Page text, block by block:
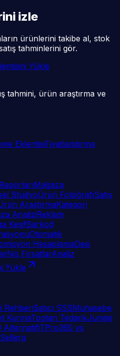
izle
ürünlerini takibe al, stok
tahminlerini gör.
Yükle
tahmini, ürün araştırma ve
EklentisiFiyatlandırma
Mağaza
StüdyoÜrün FotoğrafıSatış
AraştırmaKategori
AnaliziReklam
KeşifBarkod
Otomatik
HesaplamaDesi
Niş FırsatlarAnaliz
Yükle
RehberiSatıcı SSSMuhasebe
KurmaToptan TedarikJungle
AlternatifiTPro360 vs